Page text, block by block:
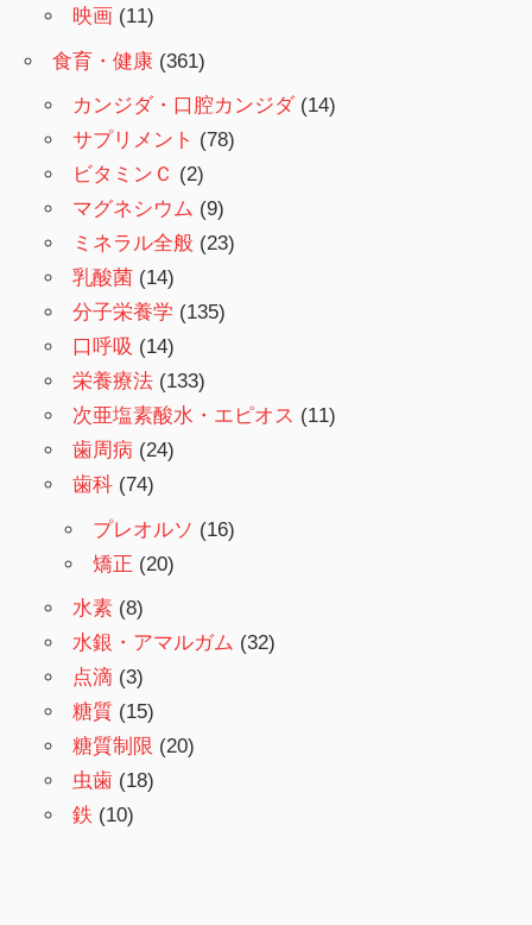
映画 (11)
食育・健康 (361)
カンジダ・口腔カンジダ (14)
サプリメント (78)
ビタミンＣ (2)
マグネシウム (9)
ミネラル全般 (23)
乳酸菌 (14)
分子栄養学 (135)
口呼吸 (14)
栄養療法 (133)
次亜塩素酸水・エピオス (11)
歯周病 (24)
歯科 (74)
プレオルソ (16)
矯正 (20)
水素 (8)
水銀・アマルガム (32)
点滴 (3)
糖質 (15)
糖質制限 (20)
虫歯 (18)
鉄 (10)